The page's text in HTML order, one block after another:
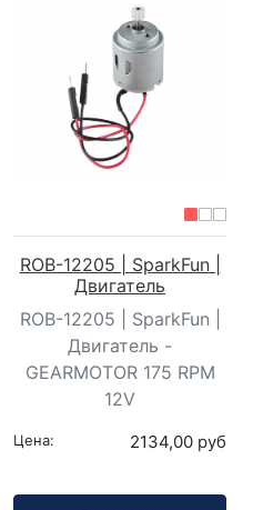
ROB-12205 | SparkFun |
Двигатель
ROB-12205 | SparkFun |
Двигатель -
GEARMOTOR 175 RPM
12V
Цена: 2134,00 руб